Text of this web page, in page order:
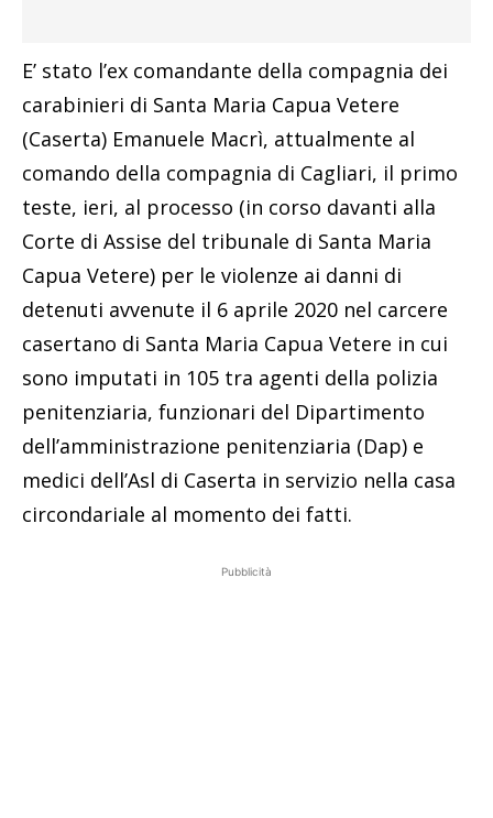
E’ stato l’ex comandante della compagnia dei
carabinieri di Santa Maria Capua Vetere
(Caserta) Emanuele Macrì, attualmente al
comando della compagnia di Cagliari, il primo
teste, ieri, al processo (in corso davanti alla
Corte di Assise del tribunale di Santa Maria
Capua Vetere) per le violenze ai danni di
detenuti avvenute il 6 aprile 2020 nel carcere
casertano di Santa Maria Capua Vetere in cui
sono imputati in 105 tra agenti della polizia
penitenziaria, funzionari del Dipartimento
dell’amministrazione penitenziaria (Dap) e
medici dell’Asl di Caserta in servizio nella casa
circondariale al momento dei fatti.
Pubblicità